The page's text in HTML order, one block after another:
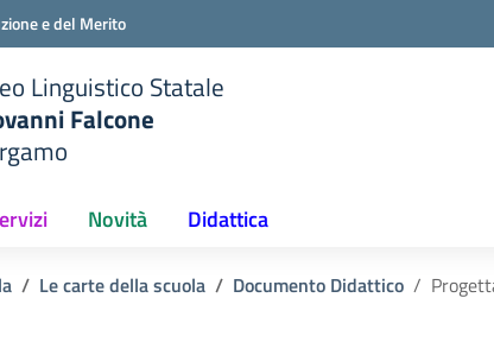
e del Merito
Linguistico Statale
Falcone
Novità Didattica
Le carte della scuola Documento Didattico